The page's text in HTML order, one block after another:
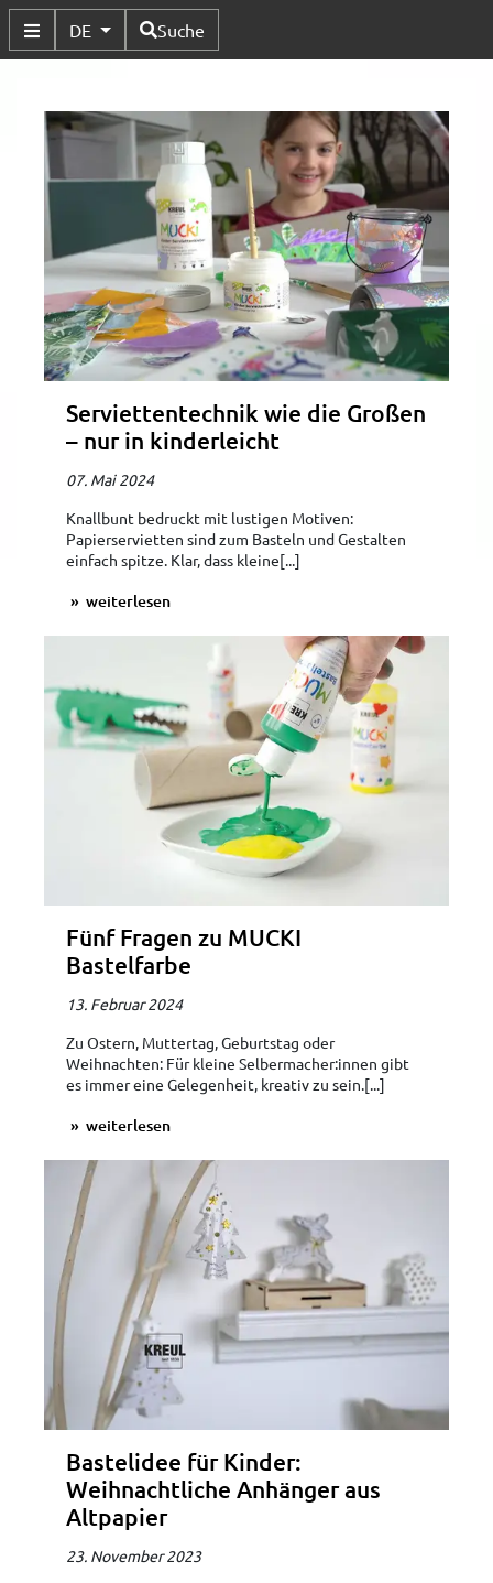
Untermenü Umschalten
DE Verfügbare Sprachen
Suche
Serviettentechnik wie die Großen
– nur in kinderleicht
07. Mai 2024
Knallbunt bedruckt mit lustigen Motiven:
Papierservietten sind zum Basteln und Gestalten
einfach spitze. Klar, dass kleine[...]
weiterlesen
Fünf Fragen zu MUCKI
Bastelfarbe
13. Februar 2024
Zu Ostern, Muttertag, Geburtstag oder
Weihnachten: Für kleine Selbermacher:innen gibt
es immer eine Gelegenheit, kreativ zu sein.[...]
weiterlesen
Bastelidee für Kinder:
Weihnachtliche Anhänger aus
Altpapier
23. November 2023